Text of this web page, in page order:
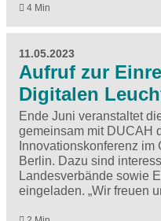
4 Min
11.05.2023
Aufruf zur
Digitalen
Ende Juni veranstaltet
gemeinsam mit DUCAH
Innovationskonferenz
Berlin. Dazu sind
Landesverbände sowie
eingeladen. „Wir freuen